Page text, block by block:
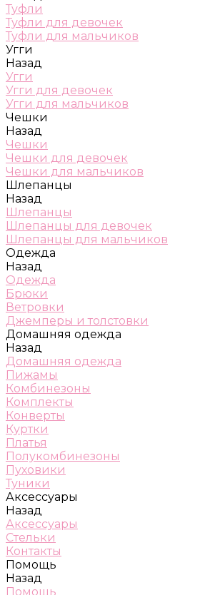
Туфли
Туфли для девочек
Туфли для мальчиков
Угги
Назад
Угги
Угги для девочек
Угги для мальчиков
Чешки
Назад
Чешки
Чешки для девочек
Чешки для мальчиков
Шлепанцы
Назад
Шлепанцы
Шлепанцы для девочек
Шлепанцы для мальчиков
Одежда
Назад
Одежда
Брюки
Ветровки
Джемперы и толстовки
Домашняя одежда
Назад
Домашняя одежда
Пижамы
Комбинезоны
Комплекты
Конверты
Куртки
Платья
Полукомбинезоны
Пуховики
Туники
Аксессуары
Назад
Аксессуары
Стельки
Контакты
Помощь
Назад
Помощь